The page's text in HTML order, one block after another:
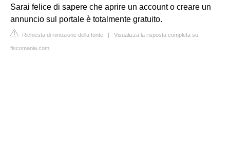
Sarai felice di sapere che aprire un account o creare un
annuncio sul portale è totalmente gratuito.
Richiesta di rimozione della fonte | Visualizza la risposta completa su
fiscomania.com